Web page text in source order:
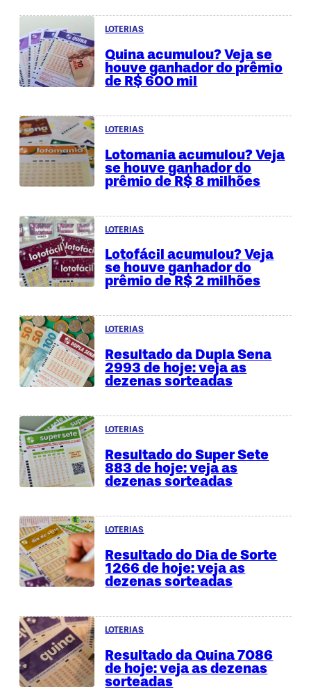
LOTERIAS
Quina acumulou? Veja se
houve ganhador do prêmio
de R$ 600 mil
LOTERIAS
Lotomania acumulou? Veja
se houve ganhador do
prêmio de R$ 8 milhões
LOTERIAS
Lotofácil acumulou? Veja
se houve ganhador do
prêmio de R$ 2 milhões
LOTERIAS
Resultado da Dupla Sena
2993 de hoje: veja as
dezenas sorteadas
LOTERIAS
Resultado do Super Sete
883 de hoje: veja as
dezenas sorteadas
LOTERIAS
Resultado do Dia de Sorte
1266 de hoje: veja as
dezenas sorteadas
LOTERIAS
Resultado da Quina 7086
de hoje: veja as dezenas
sorteadas